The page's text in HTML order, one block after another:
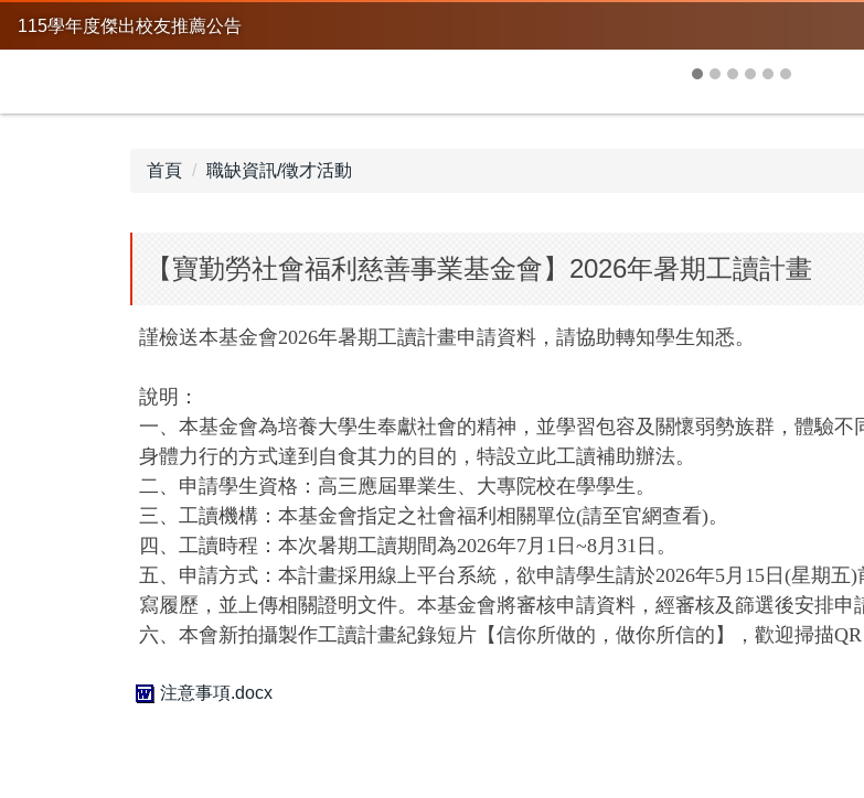
115學年度傑出校友推薦公告
首頁 職缺資訊/徵才活動
【寶勤勞社會福利慈善事業基金會】2026年暑期工讀計畫
謹檢送本基金會2026年暑期工讀計畫申請資料，請協助轉知學生知悉。
說明：
一、本基金會為培養大學生奉獻社會的精神，並學習包容及關懷弱勢族群，體驗
身體力行的方式達到自食其力的目的，特設立此工讀補助辦法。
二、申請學生資格：高三應屆畢業生、大專院校在學學生。
三、工讀機構：本基金會指定之社會福利相關單位(請至官網查看)。
四、工讀時程：本次暑期工讀期間為2026年7月1日~8月31日。
五、申請方式：本計畫採用線上平台系統，欲申請學生請於2026年5月15日(星期五
寫履歷，並上傳相關證明文件。本基金會將審核申請資料，經審核及篩選後安排申
六、本會新拍攝製作工讀計畫紀錄短片【信你所做的，做你所信的】，歡迎掃描QR
注意事項.docx